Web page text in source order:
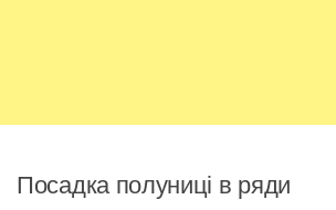
Посадка полуниці в ряди